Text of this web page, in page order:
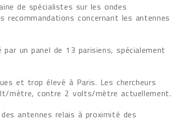
de spécialistes sur les ondes
concernant les antennes
un panel de 13 parisiens, spécialement
et trop élevé à Paris. Les chercheurs
mètre, contre 2 volts/mètre actuellement.
antennes relais à proximité des